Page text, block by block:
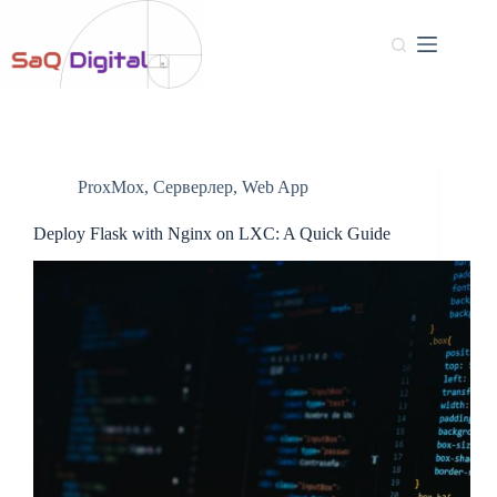
ProxMox, Серверлер, Web App
Deploy Flask with Nginx on LXC: A Quick Guide